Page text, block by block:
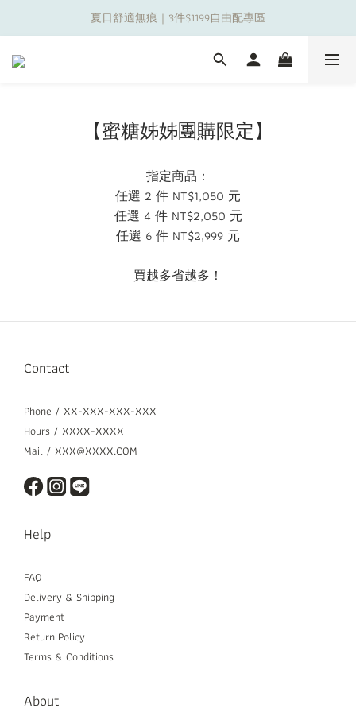
夏日舒適無痕｜3件$1199自由配專區
夏日舒適無痕｜3件$1199自由配專區
新朋友限定✨加入官方LINE領$50購物金
【蜜糖姊姊團購限定】
指定商品：
任選 2 件 NT$1,050 元
任選 4 件 NT$2,050 元
任選 6 件 NT$2,999 元
買越多省越多！
Contact
Phone / XX-XXX-XXX-XXX
Hours / XXXX-XXXX
Mail / XXX@XXXX.COM
Help
FAQ
Delivery & Shipping
Payment
Return Policy
Terms & Conditions
About